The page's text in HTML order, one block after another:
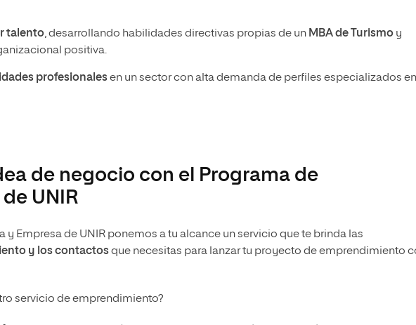
talento, desarrollando habilidades directivas propias de un MBA de Turismo y
positiva.
profesionalesen un sector con alta demanda de perfiles especializados en
de negocio con el Programa de
UNIR
y Empresa de UNIR ponemos a tu alcance un servicio que te brinda las
y los contactosque necesitas para lanzar tu proyecto de emprendimiento
servicio de emprendimiento?